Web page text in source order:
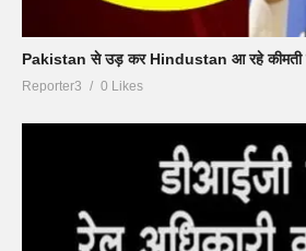
Pakistan से उड़ कर Hindustan आ रहे कीमती
Reporter3 0 Likes